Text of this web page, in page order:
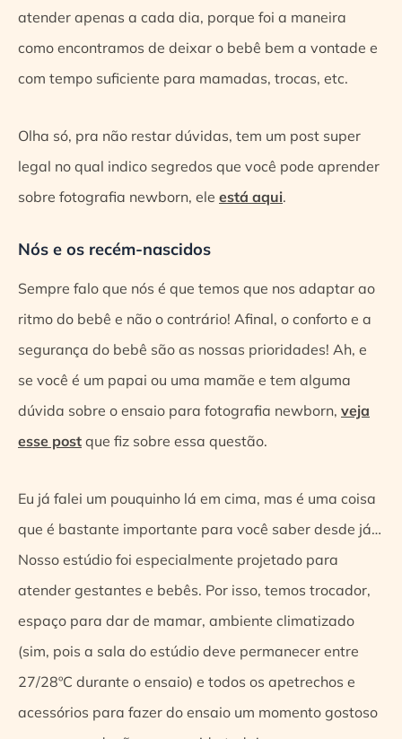
atender apenas a cada dia, porque foi a maneira
como encontramos de deixar o bebê bem a vontade e
com tempo suficiente para mamadas, trocas, etc.
Olha só, pra não restar dúvidas, tem um post super
legal no qual indico segredos que você pode aprender
sobre fotografia newborn, ele está aqui.
Nós e os recém-nascidos
Sempre falo que nós é que temos que nos adaptar ao
ritmo do bebê e não o contrário! Afinal, o conforto e a
segurança do bebê são as nossas prioridades! Ah, e
se você é um papai ou uma mamãe e tem alguma
dúvida sobre o ensaio para fotografia newborn, veja
esse post que fiz sobre essa questão.
Eu já falei um pouquinho lá em cima, mas é uma coisa
que é bastante importante para você saber desde já…
Nosso estúdio foi especialmente projetado para
atender gestantes e bebês. Por isso, temos trocador,
espaço para dar de mamar, ambiente climatizado
(sim, pois a sala do estúdio deve permanecer entre
27/28ºC durante o ensaio) e todos os apetrechos e
acessórios para fazer do ensaio um momento gostoso